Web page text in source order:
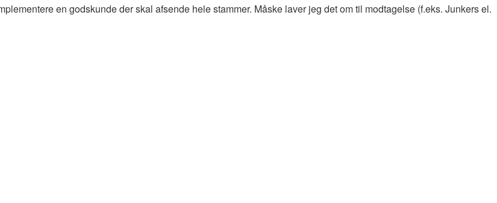
en godskunde der skal afsende hele stammer. Måske laver jeg det om til modtagelse (f.eks. Junkers el.